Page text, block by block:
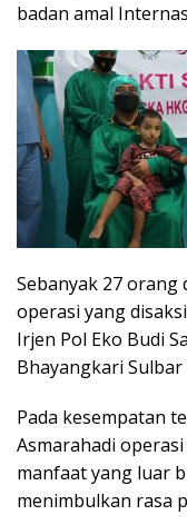
badan amal
Sebanyak 27
operasi yang
Irjen Pol Eko Budi
Bhayangkari Sulbar
Pada kesempatan
Asmarahadi
manfaat yang luar
menimbulkan rasa